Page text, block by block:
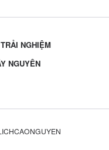
NGHIỆM
NGUYÊN